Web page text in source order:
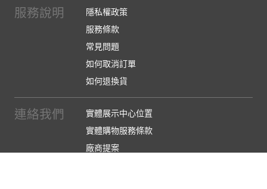
服務說明
隱私權政策
服務條款
常見問題
如何取消訂單
如何退換貨
連絡我們
實體展示中心位置
實體購物服務條款
廠商提案